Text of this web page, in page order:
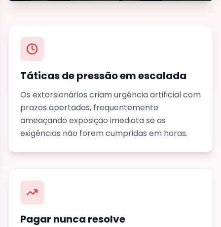
Táticas de pressão em escalada
Os extorsionários criam urgência artificial com
prazos apertados, frequentemente
ameaçando exposição imediata se as
exigências não forem cumpridas em horas.
Pagar nunca resolve